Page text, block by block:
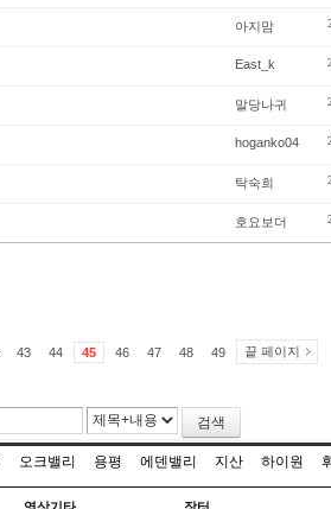
아지맘
East_k
말당나귀
hoganko04
탁숙희
호요보더
43 44 45 46 47 48 49 끝 페이지
검색
오크밸리 용평 에덴밸리 지산 하이원